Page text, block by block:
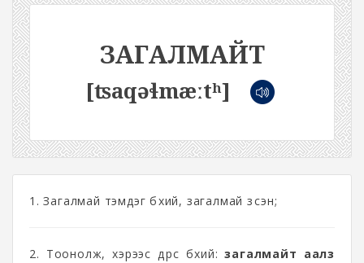
ЗАГАЛМАЙТ
[ʦaqəɬmæːtʰ]
1. Загалмай тэмдэг бүхий, загалмай зүүсэн;
2. Тоонолж, хэрээс дүрс бүхий:загалмайт аалз